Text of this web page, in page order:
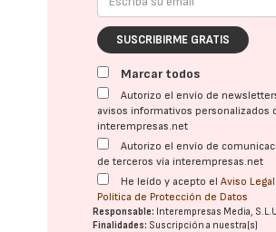
SUSCRIBIRME GRATIS
Marcar todos
Autorizo el envío de
avisos informativos personalizados
interempresas.net
Autorizo el envío de
de terceros vía interempresas.net
He leído y acepto elAviso Legal
Política de Protección de Datos
Responsable: Interempresas Media,
Finalidades: Suscripción a nuestra(s)